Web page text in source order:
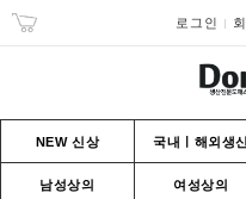
로그인
NEW 신상 국내ㅣ해외생
남성상의 여성상의